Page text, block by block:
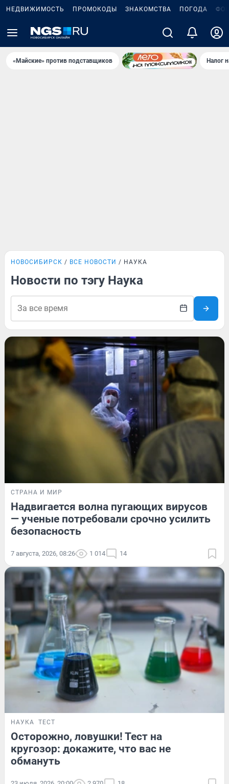
НЕДВИЖИМОСТЬ ПРОМОКОДЫ ЗНАКОМСТВА ПОГОДА
«Майские» против подставщиков Налог
НОВОСИБИРСК ВСЕ НОВОСТИ НАУКА
Новости по тэгу Наука
СТРАНА И МИР
Надвигается волна пугающих вирусов
— ученые потребовали срочно усилить
безопасность
7 августа, 2026, 08:26 1 014 14
НАУКА ТЕСТ
Осторожно, ловушки! Тест на
кругозор: докажите, что вас не
обмануть